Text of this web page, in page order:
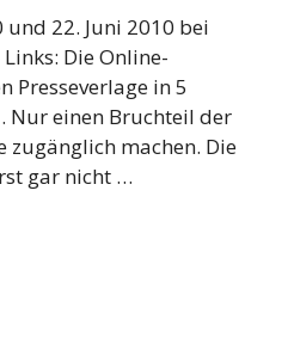
und 22. Juni 2010 bei
Die Online-
Presseverlage in 5
Nur einen Bruchteil der
zugänglich machen. Die
gar nicht …